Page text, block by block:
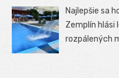
Najlepšie sa
Zemplín hlási
rozpálených